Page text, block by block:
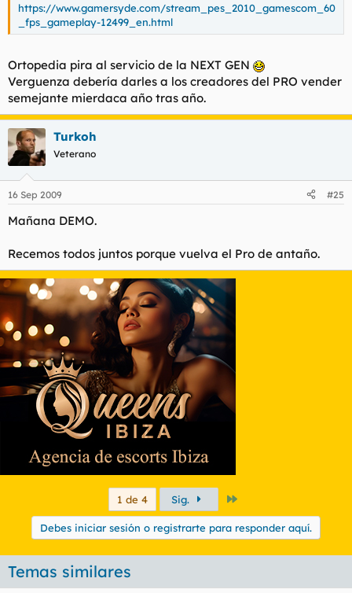
https://www.gamersyde.com/stream_pes_2010_gamescom_60
_fps_gameplay-12499_en.html
Ortopedia pira al servicio de la NEXT GEN
Verguenza debería darles a los creadores del PRO vender
semejante mierdaca año tras año.
Turkoh
Veterano
16 Sep 2009 #25
Mañana DEMO.
Recemos todos juntos porque vuelva el Pro de antaño.
1 de 4 Sig.
Debes iniciar sesión o registrarte para responder aquí.
Temas similares